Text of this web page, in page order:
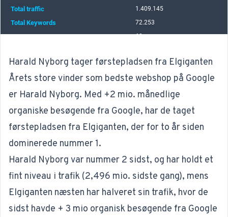
Harald Nyborg tager førstepladsen fra Elgiganten
Årets store vinder som bedste webshop på Google
er Harald Nyborg. Med +2 mio. månedlige
organiske besøgende fra Google, har de taget
førstepladsen fra Elgiganten, der for to år siden
dominerede nummer 1.
Harald Nyborg var nummer 2 sidst, og har holdt et
fint niveau i trafik (2,496 mio. sidste gang), mens
Elgiganten næsten har halveret sin trafik, hvor de
sidst havde + 3 mio organisk besøgende fra Google